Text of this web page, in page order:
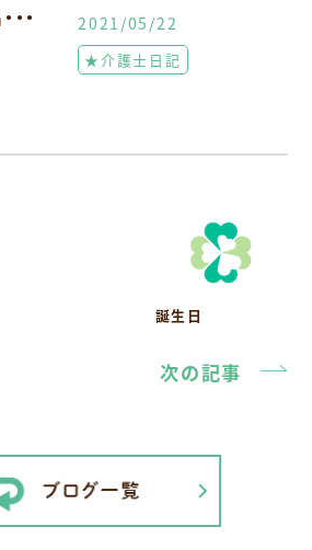
・
2021/05/22
★介護士日記
誕生日
次の記事